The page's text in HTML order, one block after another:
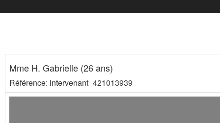
Mme H. Gabrielle (26 ans)
Référence: intervenant_421013939